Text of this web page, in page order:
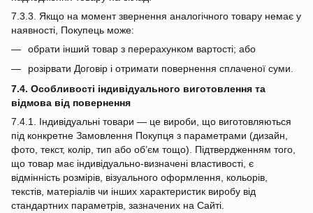
7.3.3. Якщо на момент звернення аналогічного товару немає у
наявності, Покупець може:
обрати інший товар з перерахунком вартості; або
розірвати Договір і отримати повернення сплаченої суми.
7.4. Особливості індивідуального виготовлення та
відмова від повернення
7.4.1. Індивідуальні товари — це вироби, що виготовляються
під конкретне Замовлення Покупця з параметрами (дизайн,
фото, текст, колір, тип або об’єм тощо). Підтвердженням того,
що товар має індивідуально‑визначені властивості, є
відмінність розмірів, візуального оформлення, кольорів,
текстів, матеріалів чи інших характеристик виробу від
стандартних параметрів, зазначених на Сайті.